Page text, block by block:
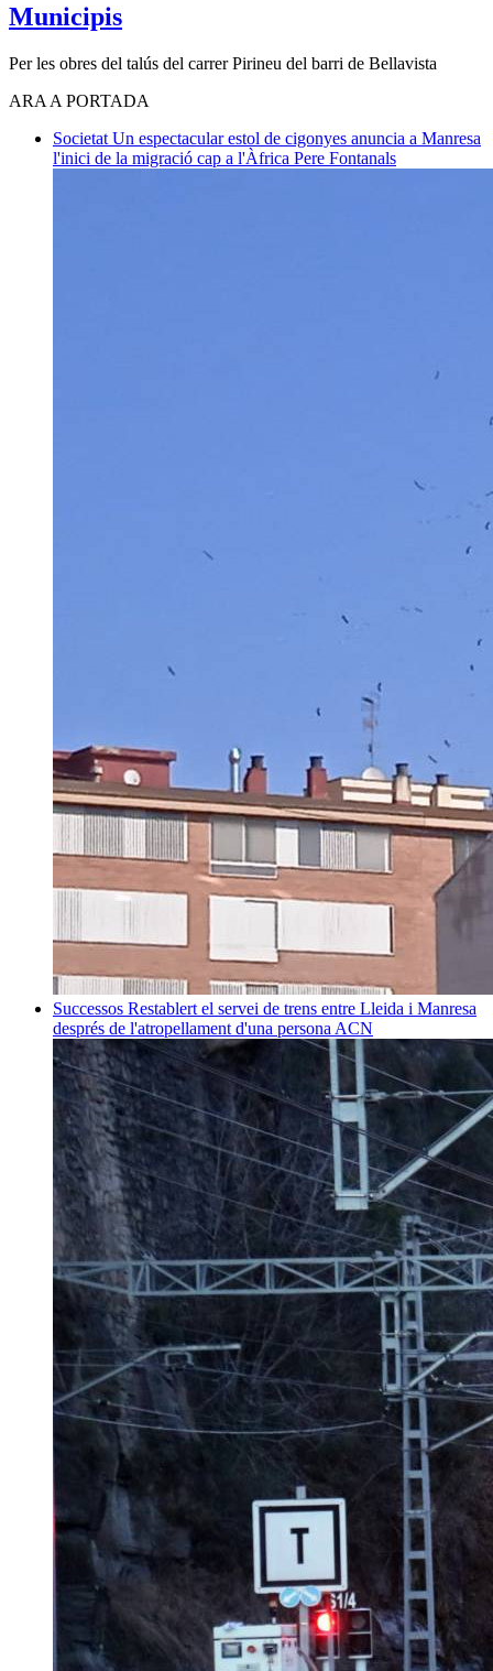
Municipis
Per les obres del talús del carrer Pirineu del barri de Bellavista
ARA A PORTADA
Societat Un espectacular estol de cigonyes anuncia a Manresa
l'inici de la migració cap a l'Àfrica Pere Fontanals
Successos Restablert el servei de trens entre Lleida i Manresa
després de l'atropellament d'una persona ACN